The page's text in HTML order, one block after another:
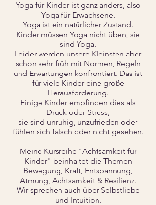
Yoga für Kinder ist ganz anders, also
Yoga für Erwachsene.
Yoga ist ein natürlicher Zustand.
Kinder müssen Yoga nicht üben, sie
sind Yoga.
Leider werden unsere Kleinsten aber
schon sehr früh mit Normen, Regeln
und Erwartungen konfrontiert. Das ist
für viele Kinder eine große
Herausforderung.
Einige Kinder empfinden dies als
Druck oder Stress,
sie sind unruhig, unzufrieden oder
fühlen sich falsch oder nicht gesehen.
Meine Kursreihe "Achtsamkeit für
Kinder" beinhaltet die Themen
Bewegung, Kraft, Entspannung,
Atmung, Achtsamkeit & Resilienz.
Wir sprechen auch über Selbstliebe
und Intuition.